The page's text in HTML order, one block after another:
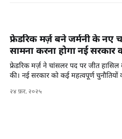
फ्रेडरिक मर्ज़ बने जर्मनी के नए
सामना करना होगा नई सरकार
फ्रेडरिक मर्ज़ ने चांसलर पद पर जीत
की। नई सरकार को कई महत्वपूर्ण चुनौतियों
२४ फ़र. २०२५